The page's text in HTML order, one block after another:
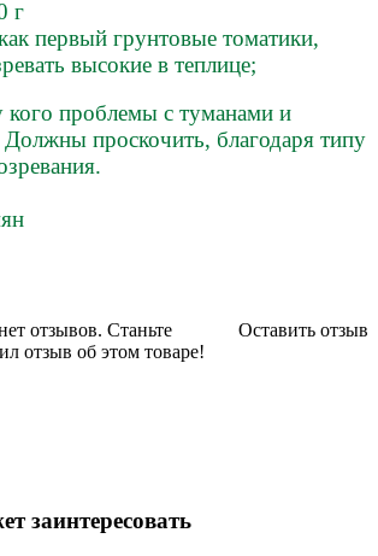
г
первый грунтовые томатики,
высокие в теплице;
кого проблемы с туманами и
Должны проскочить, благодаря типу
Оставить отзыв
отзывов. Станьте
отзыв об этом товаре!
заинтересовать